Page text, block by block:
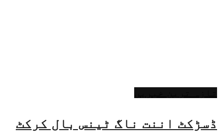
ڈسڑکٹ اننت ناگ ٹینس بال کرکٹ